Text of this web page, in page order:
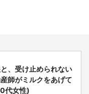
、受け止められない
師がミルクをあげて
代女性)